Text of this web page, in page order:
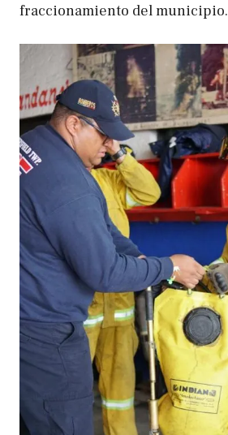
fraccionamiento del municipio.